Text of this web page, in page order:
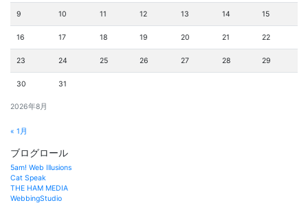
2026年8月
9 10 11 12 13 14 15
16 17 18 19 20 21 22
23 24 25 26 27 28 29
30 31
« 1月
ブログロール
5am! Web Illusions
Cat Speak
THE HAM MEDIA
WebbingStudio